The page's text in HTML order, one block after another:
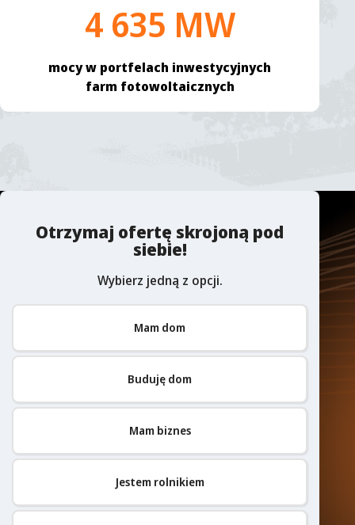
4 635 MW
mocy w portfelach inwestycyjnych
farm fotowoltaicznych
Otrzymaj ofertę skrojoną pod
siebie!
Wybierz jedną z opcji.
Mam dom
Buduję dom
Mam biznes
Jestem rolnikiem